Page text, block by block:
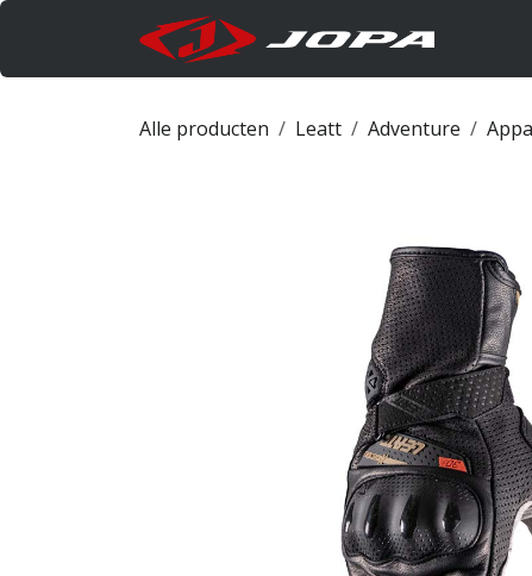
Overslaan naar inhoud
Alle producten Leatt Adventure